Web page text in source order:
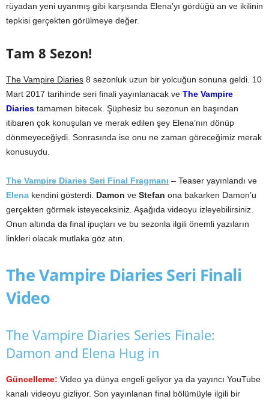
rüyadan yeni uyanmış gibi karşısında Elena’yı gördüğü an ve ikilinin
tepkisi gerçekten görülmeye değer.
Tam 8 Sezon!
The Vampire Diaries 8 sezonluk uzun bir yolcuğun sonuna geldi. 10
Mart 2017 tarihinde seri finali yayınlanacak ve The Vampire
Diaries tamamen bitecek. Şüphesiz bu sezonun en başından
itibaren çok konuşulan ve merak edilen şey Elena’nın dönüp
dönmeyeceğiydi. Sonrasında ise onu ne zaman göreceğimiz merak
konusuydu.
The Vampire Diaries Seri Final Fragmanı – Teaser yayınlandı ve
Elena kendini gösterdi. Damon ve Stefan ona bakarken Damon’u
gerçekten görmek isteyeceksiniz. Aşağıda videoyu izleyebilirsiniz.
Onun altında da final ipuçları ve bu sezonla ilgili önemli yazıların
linkleri olacak mutlaka göz atın.
The Vampire Diaries Seri Finali
Video
The Vampire Diaries Series Finale:
Damon and Elena Hug in
Güncelleme: Video ya dünya engeli geliyor ya da yayıncı YouTube
kanalı videoyu gizliyor. Son yayınlanan final bölümüyle ilgili bir